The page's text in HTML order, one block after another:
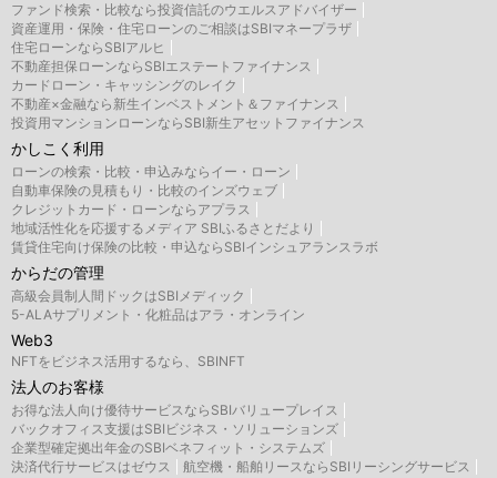
ファンド検索・比較なら投資信託のウエルスアドバイザー
資産運用・保険・住宅ローンのご相談はSBIマネープラザ
住宅ローンならSBIアルヒ
不動産担保ローンならSBIエステートファイナンス
カードローン・キャッシングのレイク
不動産×金融なら新生インベストメント＆ファイナンス
投資用マンションローンならSBI新生アセットファイナンス
かしこく利用
ローンの検索・比較・申込みならイー・ローン
自動車保険の見積もり・比較のインズウェブ
クレジットカード・ローンならアプラス
地域活性化を応援するメディア SBIふるさとだより
賃貸住宅向け保険の比較・申込ならSBIインシュアランスラボ
からだの管理
高級会員制人間ドックはSBIメディック
5-ALAサプリメント・化粧品はアラ・オンライン
Web3
NFTをビジネス活用するなら、SBINFT
法人のお客様
お得な法人向け優待サービスならSBIバリュープレイス
バックオフィス支援はSBIビジネス・ソリューションズ
企業型確定拠出年金のSBIベネフィット・システムズ
決済代行サービスはゼウス
航空機・船舶リースならSBIリーシングサービス